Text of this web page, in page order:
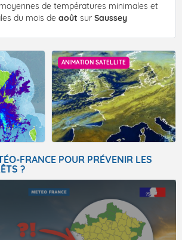
de températures minimales et
du mois de août sur Saussey
ANIMATION SATELLITE
FRANCE POUR PRÉVENIR LES
?